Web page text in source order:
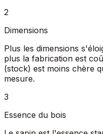
2
Dimensions
Plus les dimensions
plus la fabrication est
(stock) est moins chère
mesure.
3
Essence du bois